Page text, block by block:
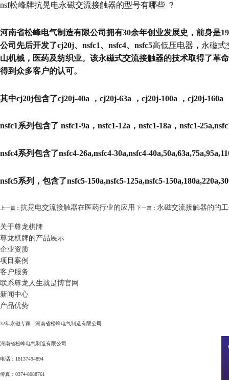
nsf松峰牌抗晃电永磁交流接触器的型号有哪些 ？
河南省松峰电气制造有限公司拥有30余年创业发展史，前身是
公司先后开发了cj20j、nsfc1、nsfc4、nsfc5高低压电器 ， 永磁式
山机械，医药及纺织业。该永磁式交流接触器的技术取得了革
得到众多客户的认可。
其中cj20j包含了cj20j-40a ，cj20j-63a ，cj20j-100a ，cj20j-160a
nsfc1系列包含了 nsfc1-9a，nsfc1-12a，nsfc1-18a，nsfc1-
nsfc4系列包含了nsfc4-26a,nsfc4-30a,nsfc4-
nsfc5系列，包含了nsfc5-150a,nsfc5-125a,nsfc5-
上一篇： 抗晃电交流接触器在医药行业的应用 下一篇： 永磁交流接触器的的
关于尊龙棋牌
尊龙棋牌的产品展示
企业资质
项目案例
客户服务
联系尊龙人生就是博官网
新闻中心
产品优势
32年永磁专家---河南省松峰电气制造有限公司
河南省松峰电气制造有限公司
电话：18137494894
传真：0374-8088761